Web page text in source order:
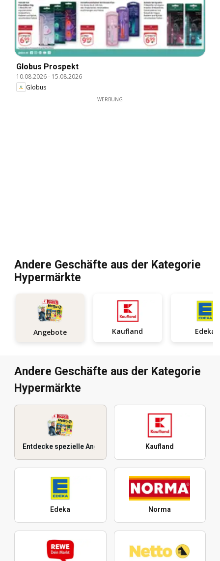
Globus Prospekt
10.08.2026- 15.08.2026
Globus
WERBUNG
Andere Geschäfte aus der Kategorie
Hypermärkte
Angebote Kaufland Edeka
Andere Geschäfte aus der Kategorie
Hypermärkte
Entdecke spezielle Angebote Kaufland
Edeka Norma